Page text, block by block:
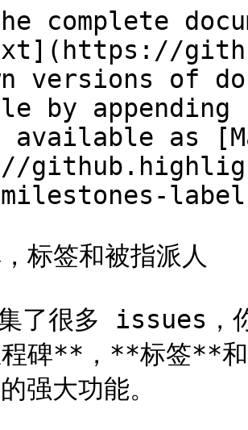
complete
versions of
by
available as
标签和被指派人
了很多 issues，
碑**，**标签**
大功能。